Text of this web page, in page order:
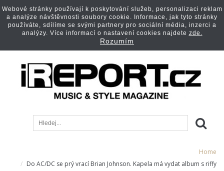
Home
Do AC/DC se prý vrací Brian Johnson. Kapela má vydat album s riffy
Webové stránky používají k poskytování služeb, personalizaci reklam
a analýze návštěvnosti soubory cookie. Informace, jak tyto stránky
používáte, sdílíme se svými partnery pro sociální média, inzerci a
analýzy. Více informací o nastavení cookies najdete zde.
Rozumím